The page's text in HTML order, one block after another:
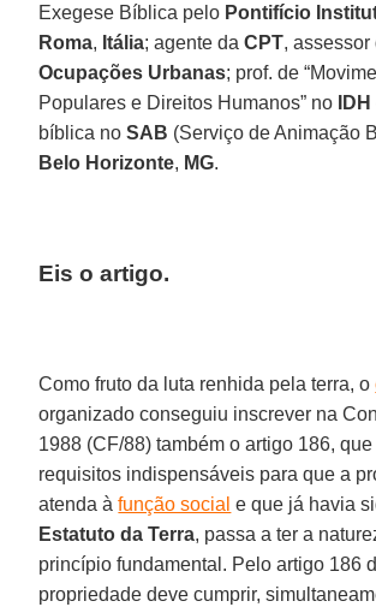
Exegese Bíblica pelo Pontifício
Roma, Itália; agente daCPT,
Ocupações Urbanas; prof. de
Populares e Direitos Humanos” no
IDH
bíblica noSAB (Serviço de Animação
Belo Horizonte, MG.
Eis o artigo.
Como fruto da luta renhida pela terra, o
organizado conseguiu inscrever na
1988 (CF/88) também o artigo 186,
requisitos indispensáveis para que a
atenda àfunção social e que já havia
Estatuto da Terra, passa a ter a
princípio fundamental. Pelo artigo 186
propriedade deve cumprir,